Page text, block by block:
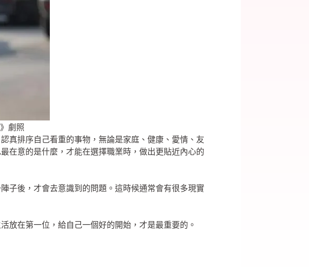
劇照
真排序自己看重的事物，無論是家庭、健康、愛情、友
在意的是什麼，才能在選擇職業時，做出更貼近內心的
子後，才會去意識到的問題。這時候通常會有很多現實
放在第一位，給自己一個好的開始，才是最重要的。